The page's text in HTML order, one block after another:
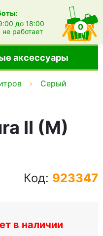
до 18:00
работает 0
аксессуары
Серый
II (M)
Код: 923347
в наличии